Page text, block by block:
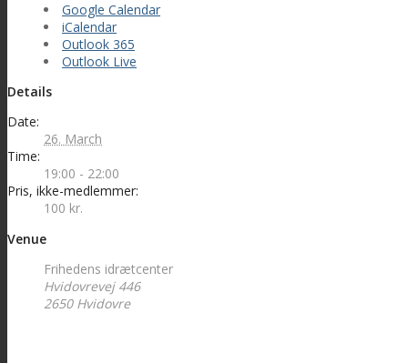
Google Calendar
iCalendar
Outlook 365
Outlook Live
Details
Date:
26. March
Time:
19:00 - 22:00
Pris, ikke-medlemmer:
100 kr.
Venue
Frihedens idrætcenter
Hvidovrevej 446
2650 Hvidovre